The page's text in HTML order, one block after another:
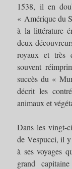
1538, il en
« Amérique du
à la littérature
deux
royaux et très
souvent
succès du «
décrit les
animaux et
Dans les vingt-
de Vespucci, il
à ses voyages
grand